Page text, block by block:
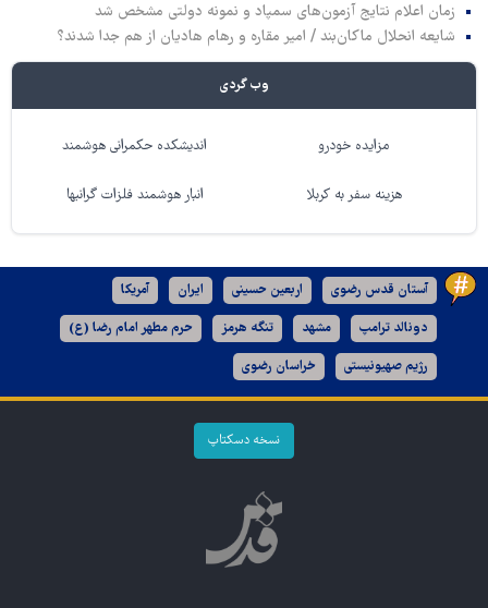
زمان اعلام نتایج آزمون‌های سمپاد و نمونه دولتی مشخص شد
شایعه انحلال ماکان‌بند / امیر مقاره و رهام هادیان از هم جدا شدند؟
وب گردی
مزایده خودرو اندیشکده حکمرانی هوشمند
هزینه سفر به کربلا انبار هوشمند فلزات گرانبها
آستان قدس رضوی اربعین حسینی ایران آمریکا
دونالد ترامپ مشهد تنگه هرمز حرم مطهر امام رضا (ع)
رژیم صهیونیستی خراسان رضوی
نسخه دسکتاپ